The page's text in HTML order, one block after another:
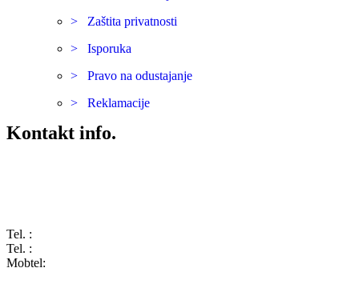
> Zaštita privatnosti
> Isporuka
> Pravo na odustajanje
> Reklamacije
Kontakt info.
Tel. :
Tel. :
Mobtel: